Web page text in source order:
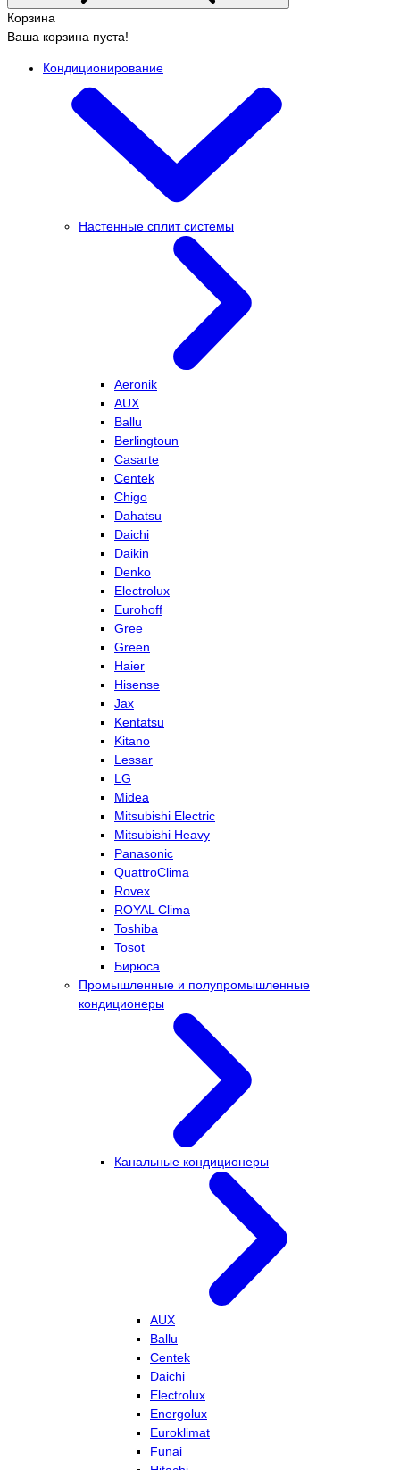
Корзина
Ваша корзина пуста!
Кондиционирование
Настенные сплит системы
Aeronik
AUX
Ballu
Berlingtoun
Casarte
Centek
Chigo
Dahatsu
Daichi
Daikin
Denko
Electrolux
Eurohoff
Gree
Green
Haier
Hisense
Jax
Kentatsu
Kitano
Lessar
LG
Midea
Mitsubishi Electric
Mitsubishi Heavy
Panasonic
QuattroClima
Rovex
ROYAL Clima
Toshiba
Tosot
Бирюса
Промышленные и полупромышленные
кондиционеры
Канальные кондиционеры
AUX
Ballu
Centek
Daichi
Electrolux
Energolux
Euroklimat
Funai